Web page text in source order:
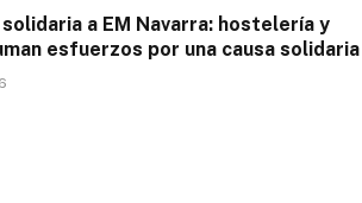
a EM Navarra: hostelería y
esfuerzos por una causa solidaria